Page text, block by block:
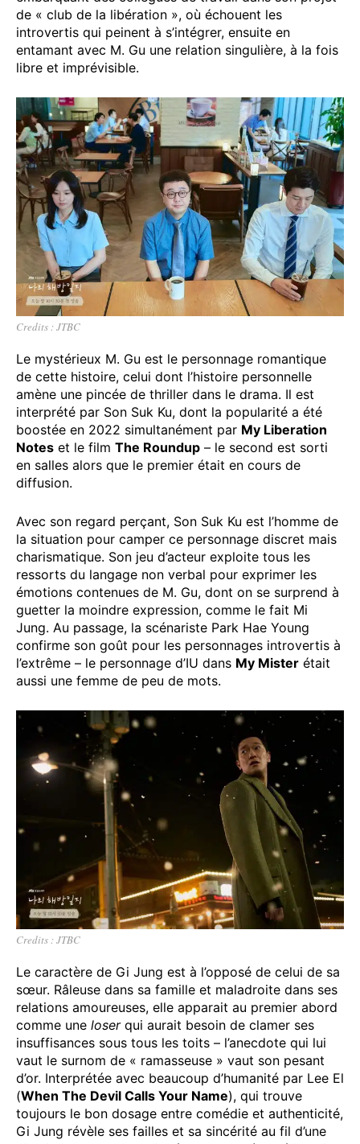
de « club de la libération », où échouent les
introvertis qui peinent à s’intégrer, ensuite en
entamant avec M. Gu une relation singulière, à la fois
libre et imprévisible.
Credits : JTBC
Le mystérieux M. Gu est le personnage romantique
de cette histoire, celui dont l’histoire personnelle
amène une pincée de thriller dans le drama. Il est
interprété par Son Suk Ku, dont la popularité a été
boostée en 2022 simultanément par My Liberation
Notes et le film The Roundup – le second est sorti
en salles alors que le premier était en cours de
diffusion.
Avec son regard perçant, Son Suk Ku est l’homme de
la situation pour camper ce personnage discret mais
charismatique. Son jeu d’acteur exploite tous les
ressorts du langage non verbal pour exprimer les
émotions contenues de M. Gu, dont on se surprend à
guetter la moindre expression, comme le fait Mi
Jung. Au passage, la scénariste Park Hae Young
confirme son goût pour les personnages introvertis à
l’extrême – le personnage d’IU dans My Mister était
aussi une femme de peu de mots.
Credits : JTBC
Le caractère de Gi Jung est à l’opposé de celui de sa
sœur. Râleuse dans sa famille et maladroite dans ses
relations amoureuses, elle apparait au premier abord
comme une loserqui aurait besoin de clamer ses
insuffisances sous tous les toits – l’anecdote qui lui
vaut le surnom de « ramasseuse » vaut son pesant
d’or. Interprétée avec beaucoup d’humanité par Lee El
(When The Devil Calls Your Name), qui trouve
toujours le bon dosage entre comédie et authenticité,
Gi Jung révèle ses failles et sa sincérité au fil d’une